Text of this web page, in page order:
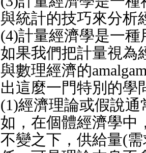
與統計的技巧來分析
(4)計量經濟學是一
如果我們把計量視為
與數理經濟的
出這麼一門特別的學
(1)經濟理論或假說
如，在個體經濟學中
不變之下，供給量(